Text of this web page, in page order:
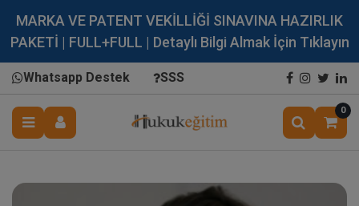
MARKA VE PATENT VEKİLLİĞİ SINAVINA HAZIRLIK
PAKETİ | FULL+FULL | Detaylı Bilgi Almak İçin Tıklayın
Whatsapp Destek SSS
0